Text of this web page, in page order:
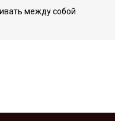
между собой